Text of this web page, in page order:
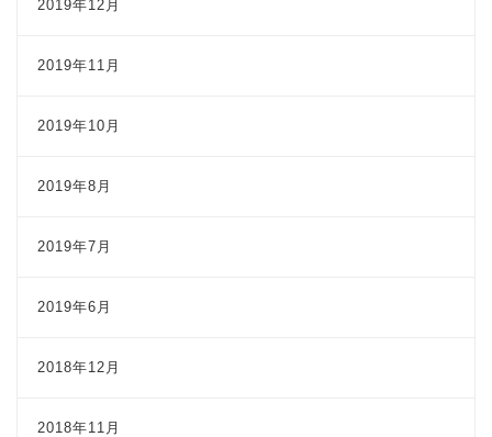
2019年12月
2019年11月
2019年10月
2019年8月
2019年7月
2019年6月
2018年12月
2018年11月